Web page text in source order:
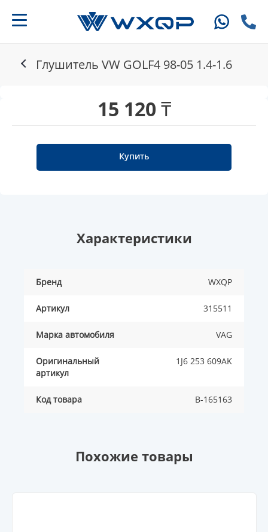
Глушитель VW GOLF4 98-05 1.4-1.6
15 120 ₸
Купить
Характеристики
Бренд WXQP
Артикул 315511
Марка автомобиля VAG
Оригинальный
артикул
1J6 253 609AK
Код товара B-165163
Похожие товары